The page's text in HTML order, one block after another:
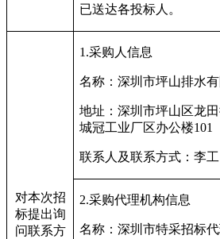
已送达各投标人。
对本次招
标提出询
问联系方
1.采购人信息
名称：深圳市坪山排水有
地址：深圳市坪山区龙
城冠工业厂区办公楼101
联系人及联系方式：李工
2.采购代理机构信息
名称：深圳市特采招标